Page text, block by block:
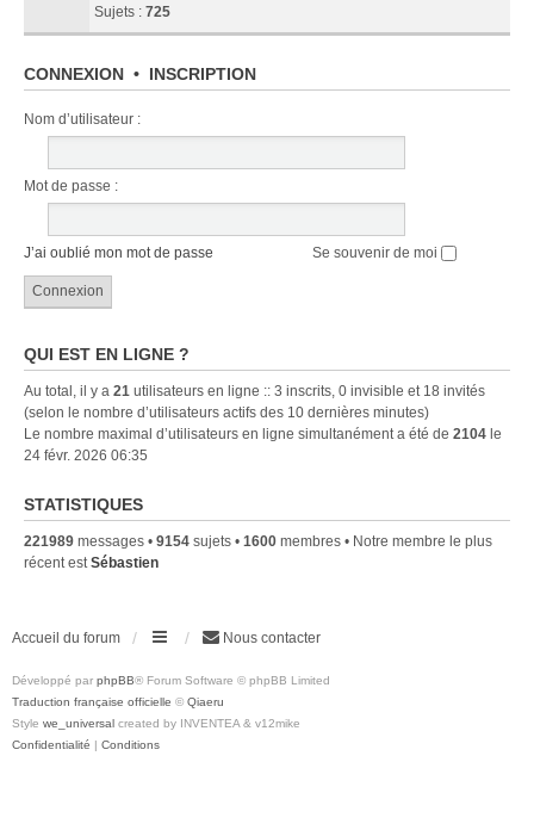
Sujets : 725
CONNEXION • INSCRIPTION
Nom d’utilisateur :
Mot de passe :
J’ai oublié mon mot de passe Se souvenir de moi
QUI EST EN LIGNE ?
Au total, il y a 21 utilisateurs en ligne :: 3 inscrits, 0 invisible et 18 invités
(selon le nombre d’utilisateurs actifs des 10 dernières minutes)
Le nombre maximal d’utilisateurs en ligne simultanément a été de 2104 le
24 févr. 2026 06:35
STATISTIQUES
221989 messages • 9154 sujets • 1600 membres • Notre membre le plus
récent estSébastien
Accueil du forum Nous contacter
Développé par phpBB® Forum Software © phpBB Limited
Traduction française officielle © Qiaeru
Style we_universal created by INVENTEA & v12mike
Confidentialité | Conditions